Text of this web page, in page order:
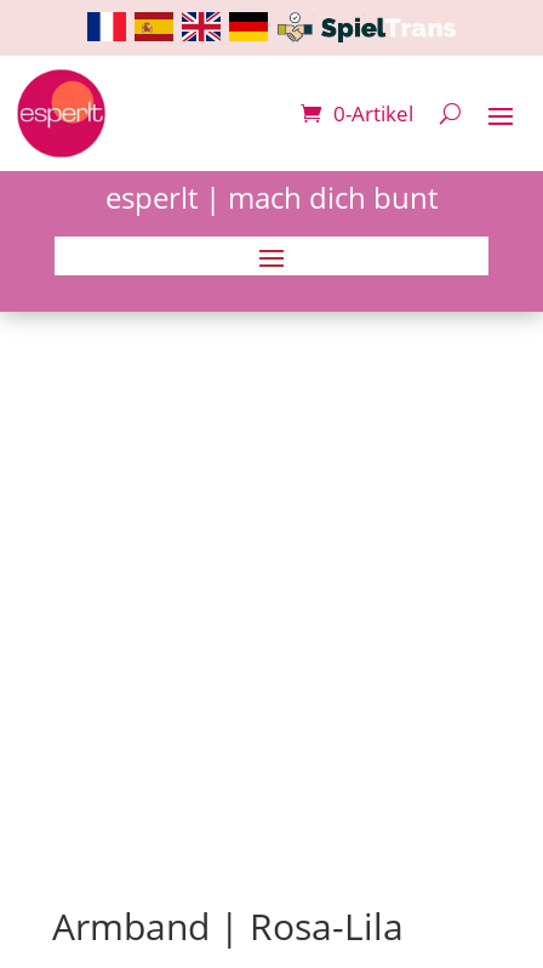
0-Artikel
esperlt | mach dich bunt
Armband | Rosa-Lila